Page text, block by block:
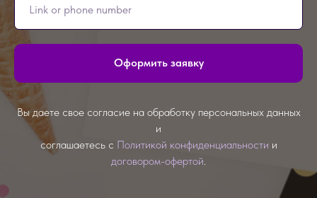
Оформить заявку
Вы даете свое согласие на обработку персональных данных
и
соглашаетесь с Политикой конфиденциальности и
договором-офертой.